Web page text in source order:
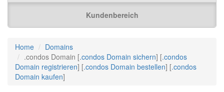
Kundenbereich
Home
Domains
.condos Domain [.condos Domain sichern] [.condos
Domain registrieren] [.condos Domain bestellen] [.condos
Domain kaufen]